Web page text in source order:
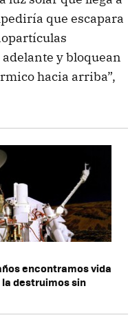
que escapara
y bloquean
hacia arriba”,
encontramos vida
destruimos sin